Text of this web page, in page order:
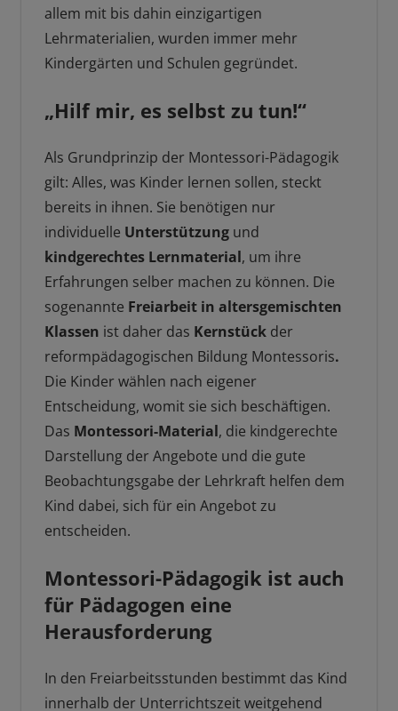
allem mit bis dahin einzigartigen
Lehrmaterialien, wurden immer mehr
Kindergärten und Schulen gegründet.
„Hilf mir, es selbst zu tun!“
Als Grundprinzip der Montessori-Pädagogik
gilt: Alles, was Kinder lernen sollen, steckt
bereits in ihnen. Sie benötigen nur
individuelle Unterstützung und
kindgerechtes Lernmaterial, um ihre
Erfahrungen selber machen zu können. Die
sogenannte Freiarbeit in altersgemischten
Klassen ist daher das Kernstück der
reformpädagogischen Bildung Montessoris.
Die Kinder wählen nach eigener
Entscheidung, womit sie sich beschäftigen.
Das Montessori-Material, die kindgerechte
Darstellung der Angebote und die gute
Beobachtungsgabe der Lehrkraft helfen dem
Kind dabei, sich für ein Angebot zu
entscheiden.
Montessori-Pädagogik ist auch
für Pädagogen eine
Herausforderung
In den Freiarbeitsstunden bestimmt das Kind
innerhalb der Unterrichtszeit weitgehend